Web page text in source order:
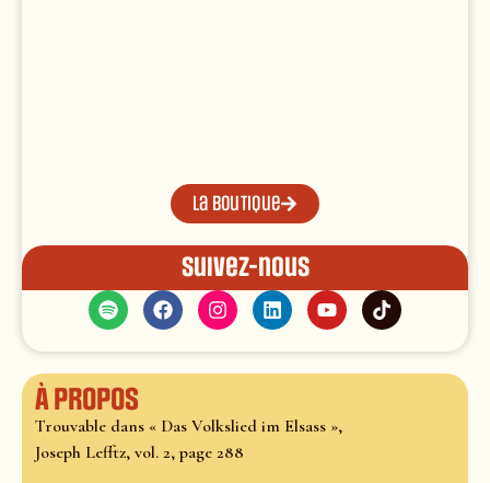
La boutique
Suivez-nous
À propos
Trouvable dans « Das Volkslied im Elsass »,
Joseph Lefftz, vol. 2, page 288